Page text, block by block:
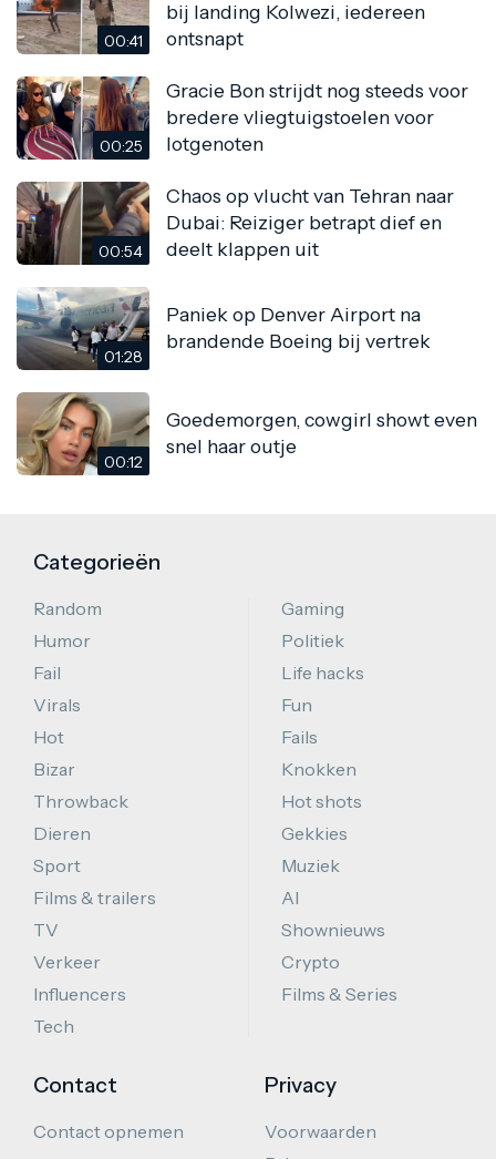
00:41
bij landing Kolwezi, iedereen
ontsnapt
00:25
Gracie Bon strijdt nog steeds voor
bredere vliegtuigstoelen voor
lotgenoten
00:54
Chaos op vlucht van Tehran naar
Dubai: Reiziger betrapt dief en
deelt klappen uit
01:28
Paniek op Denver Airport na
brandende Boeing bij vertrek
00:12
Goedemorgen, cowgirl showt even
snel haar outje
Categorieën
Random
Humor
Fail
Virals
Hot
Bizar
Throwback
Dieren
Sport
Films & trailers
TV
Verkeer
Influencers
Tech
Gaming
Politiek
Life hacks
Fun
Fails
Knokken
Hot shots
Gekkies
Muziek
AI
Shownieuws
Crypto
Films & Series
Contact
Contact opnemen
Privacy
Voorwaarden